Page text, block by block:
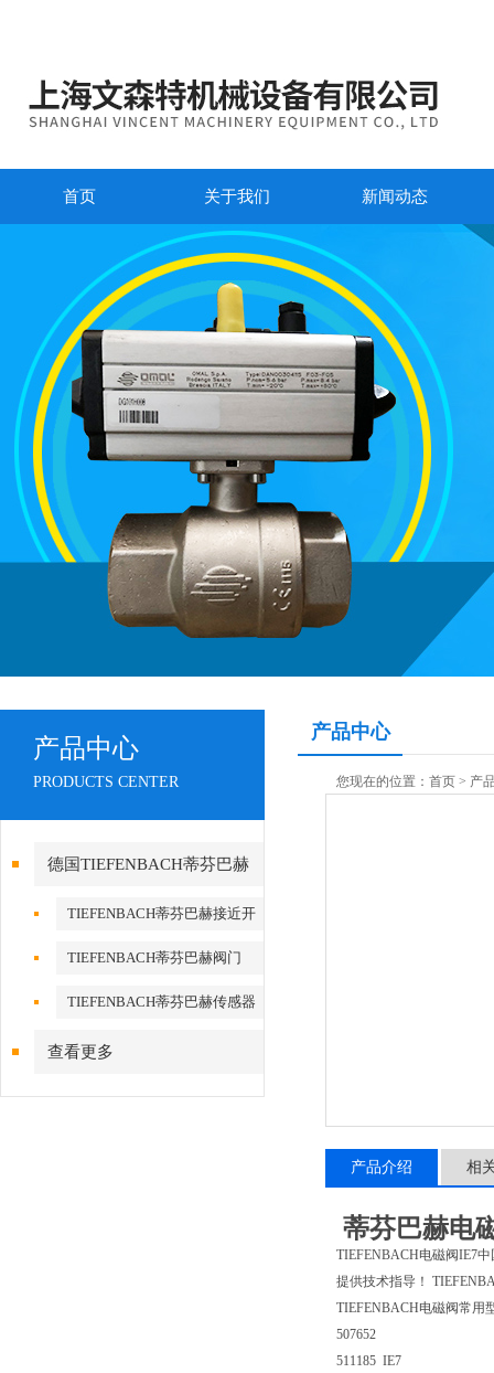
首页 关于我们 新闻动态
产品中心
PRODUCTS CENTER
德国TIEFENBACH蒂芬巴赫
TIEFENBACH蒂芬巴赫接近开
TIEFENBACH蒂芬巴赫阀门
TIEFENBACH蒂芬巴赫传感器
查看更多
产品中心
您现在的位置： 首页 > 产
产品介绍 相
蒂芬巴赫电
TIEFENBACH电磁阀IE7
提供技术指导！
TIEFENBACH电磁阀常用
507652
511185 IE7